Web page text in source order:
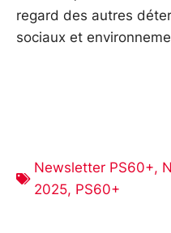
regard des autres
sociaux et
Newsletter PS60+,
2025, PS60+